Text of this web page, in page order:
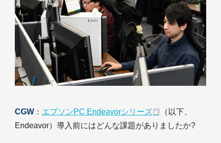
CGW ： エプソンPC Endeavorシリーズ
（以下、
Endeavor）導入前にはどんな課題がありましたか?